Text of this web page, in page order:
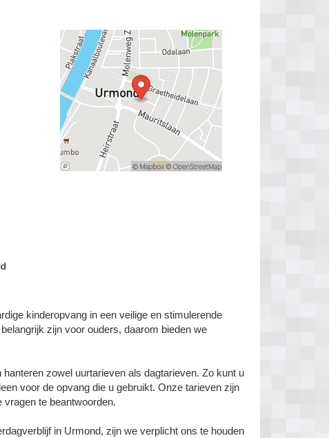
kinderopvang in een veilige en stimulerende
zijn voor ouders, daarom bieden we
zowel uurtarieven als dagtarieven. Zo kunt u
voor de opvang die u gebruikt. Onze tarieven zijn
vragen te beantwoorden.
in Urmond, zijn we verplicht ons te houden